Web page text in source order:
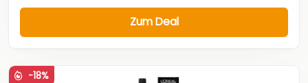
Zum Deal
-18%